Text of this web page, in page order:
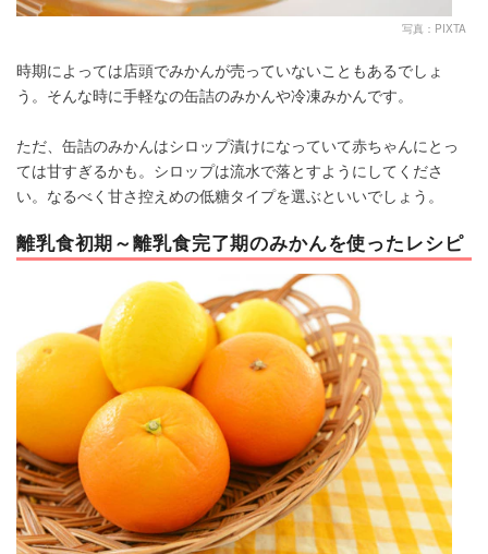
写真：PIXTA
時期によっては店頭でみかんが売っていないこともあるでしょ
う。そんな時に手軽なの缶詰のみかんや冷凍みかんです。
ただ、缶詰のみかんはシロップ漬けになっていて赤ちゃんにとっ
ては甘すぎるかも。シロップは流水で落とすようにしてくださ
い。なるべく甘さ控えめの低糖タイプを選ぶといいでしょう。
離乳食初期～離乳食完了期のみかんを使ったレシピ